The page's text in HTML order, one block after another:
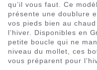
qu’il vous faut. Ce
présente une doublure
vos pieds bien au
l’hiver. Disponibles en
petite boucle qui ne
niveau du mollet, ces
vous préparent pour